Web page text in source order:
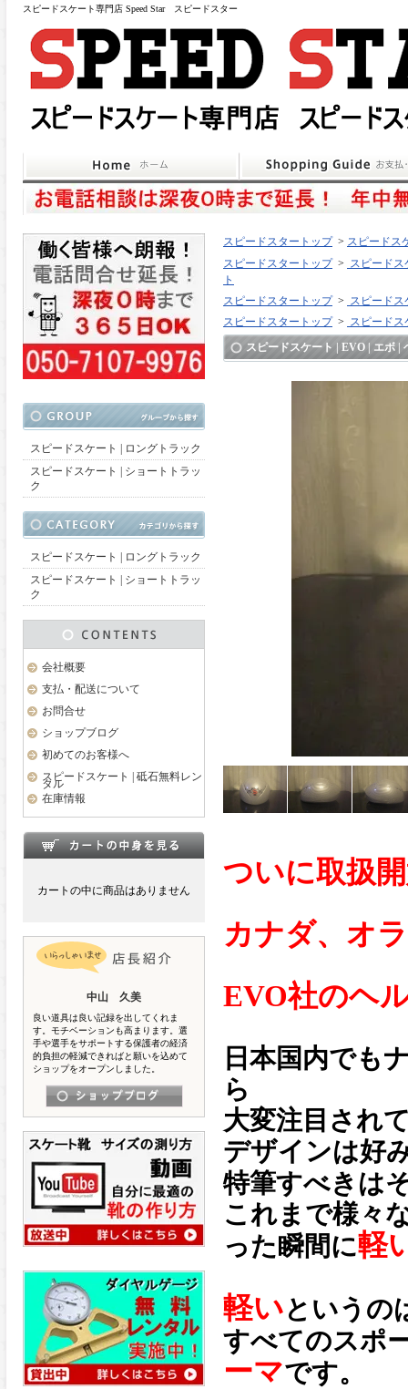
スピードスケート専門店 Speed Star スピードスター
スピードスケート | ロングトラック
スピードスケート | ショートトラッ
ク
スピードスケート | ロングトラック
スピードスケート | ショートトラッ
ク
会社概要
支払・配送について
お問合せ
ショップブログ
初めてのお客様へ
スピードスケート | 砥石無料レン
タル
在庫情報
カートの中に商品はありません
中山 久美
良い道具は良い記録を出してくれま
す。モチベーションも高まります。選
手や選手をサポートする保護者の経済
的負担の軽減できればと願いを込めて
ショップをオープンしました。
スピードスタートップ > スピードス
スピードスタートップ> スピードス
ト
スピードスタートップ> スピードス
スピードスタートップ> スピードス
スピードスケート | EVO | エボ |
ついに取扱
カナダ、オ
EVO社のヘ
日本国内でも
ら
大変注目され
デザインは好
特筆すべきは
これまで様々
った瞬間に軽
軽いというの
すべてのスポ
ーマです。